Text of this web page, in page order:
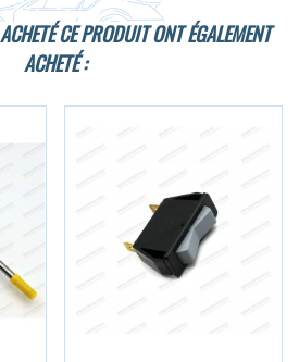
CE PRODUIT ONT ÉGALEMENT
ACHETÉ :